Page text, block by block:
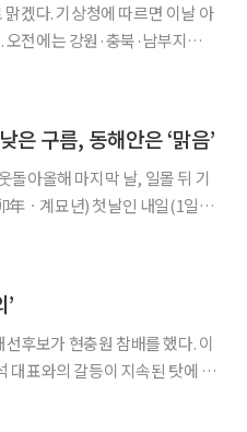
이날 아
구름, 동해안은 ‘맑음’
돌아올해 마지막 날, 일몰 뒤 기
후보가 현충원 참배를 했다. 이
대표와의 갈등이 지속된 탓에 냉